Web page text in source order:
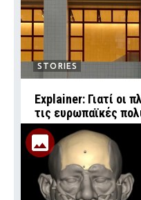
STORIES
Explainer: Γιατί οι
τις ευρωπαϊκές